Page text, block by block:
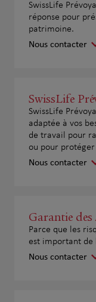
SwissLife
réponse pour
patrimoine.
Nous contacter
SwissLife
SwissLife
adaptée à vos
de travail pour
ou pour
Nous contacter
Garantie
Parce que les
est important de
Nous contacter